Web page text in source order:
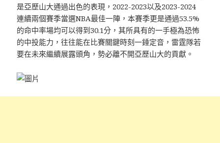
是亞歷山大通過出色的表現，2022-2023以及2023-2024
連續兩個賽季當選NBA最佳一陣，本賽季更是通過53.5%
的命中率場均可以得到30.1分，其所具有的一手極為恐怖
的中投能力，往往能在比賽關鍵時刻一錘定音，雷霆隊若
要在未來繼續展露頭角，勢必離不開亞歷山大的貢獻。